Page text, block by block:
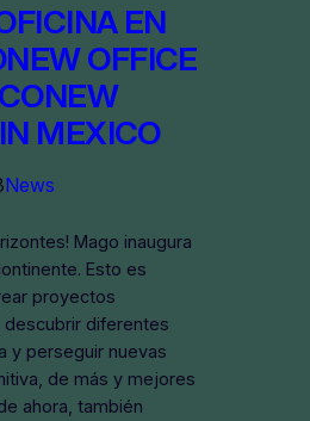
EN
NEW OFFICE
NEW
MEXICO
News
Mago inaugura
Esto es
proyectos
descubrir diferentes
y perseguir nuevas
de más y mejores
ahora, también